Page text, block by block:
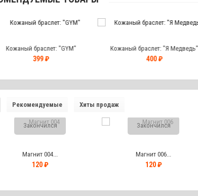
Кожаный браслет: "GYM"
399 ₽
Кожаный браслет: "Я Медведь"
400 ₽
Рекомендуемые Хиты продаж
Закончился
Магнит 004...
120 ₽
Закончился
Магнит 006...
120 ₽